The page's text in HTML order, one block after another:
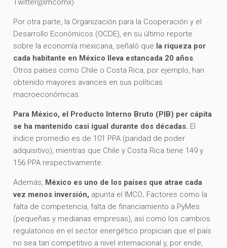
Twitter@imcomx)
Por otra parte, la Organización para la Cooperación y el
Desarrollo Económicos (OCDE), en su último reporte
sobre la economía mexicana, señaló que la riqueza por
cada habitante en México lleva estancada 20 años.
Otros países como Chile o Costa Rica, por ejemplo, han
obtenido mayores avances en sus políticas
macroeconómicas.
Para México, el Producto Interno Bruto (PIB) per cápita
se ha mantenido casi igual durante dos décadas. El
índice promedio es de 101 PPA (paridad de poder
adquisitivo), mientras que Chile y Costa Rica tiene 149 y
156 PPA respectivamente.
Además, México es uno de los países que atrae cada
vez menos inversión, apunta el IMCO. Factores como la
falta de competencia, falta de financiamiento a PyMes
(pequeñas y medianas empresas), así como los cambios
regulatorios en el sector energético propician que el país
no sea tan competitivo a nivel internacional y, por ende,